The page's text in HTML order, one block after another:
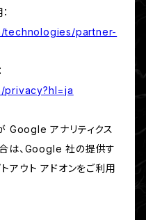
technologies/partner-
privacy?hl=ja
Google アナリティクス
は、Google 社の提供す
アウト アドオンをご利用